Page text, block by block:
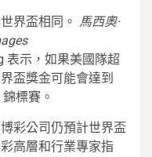
界盃相同。 馬西奧·
表示，如果美國隊超
盃獎金可能會達到
標賽。
彩公司仍預計世界盃
高層和行業專家指